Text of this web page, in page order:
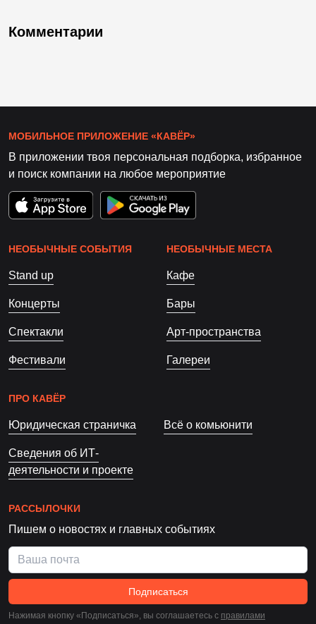
Комментарии
МОБИЛЬНОЕ ПРИЛОЖЕНИЕ «КАВЁР»
В приложении твоя персональная подборка, избранное
и поиск компании на любое мероприятие
НЕОБЫЧНЫЕ СОБЫТИЯ
Stand up
Концерты
Спектакли
Фестивали
НЕОБЫЧНЫЕ МЕСТА
Кафе
Бары
Арт-пространства
Галереи
ПРО КАВЁР
Юридическая страничка Всё о комьюнити
Сведения об ИТ-
деятельности и проекте
РАССЫЛОЧКИ
Пишем о новостях и главных событиях
Подписаться
Нажимая кнопку «Подписаться», вы соглашаетесь c правилами